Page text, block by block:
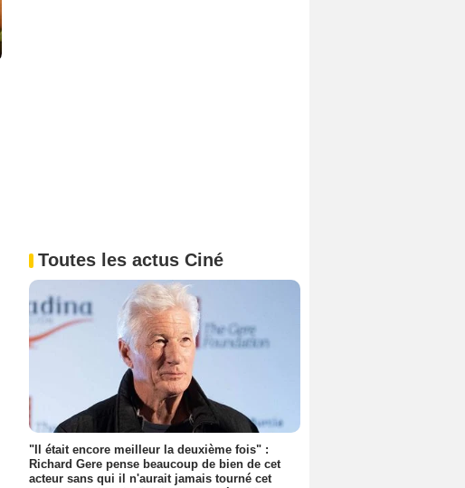
Toutes les actus Ciné
"Il était encore meilleur la deuxième fois" :
Richard Gere pense beaucoup de bien de cet
acteur sans qui il n'aurait jamais tourné cet